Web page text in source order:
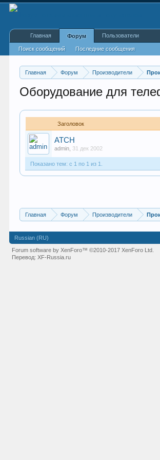
Главная Форум Производители
Оборудование для
Заголовок
АТСН
admin 31 дек 2002
Показано тем: с 1 по 1 из 1.
Главная Форум Производители
Главная Форум
Поиск сообщений Последние сообщения
Пользователи
Russian (RU)
Forum software by XenForo™©2010-2017 XenForo Ltd.
Перевод:XF-Russia.ru